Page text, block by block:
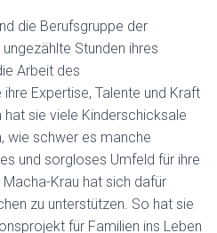
die Berufsgruppe der
Stunden ihres
Arbeit des
Expertise, Talente und Kraft
sie viele Kinderschicksale
wie schwer es manche
und sorgloses Umfeld für ihre
Krau hat sich dafür
zu unterstützen. So hat sie
für Familien ins Leben